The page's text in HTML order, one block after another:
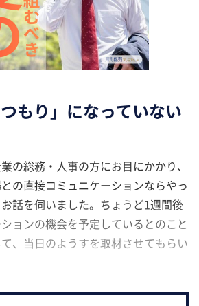
つもり」になっていない
の総務・人事の方にお目にかかり、
との直接コミュニケーションならやっ
話を伺いました。ちょうど1週間後
ョンの機会を予定しているとのこと
、当日のようすを取材させてもらい